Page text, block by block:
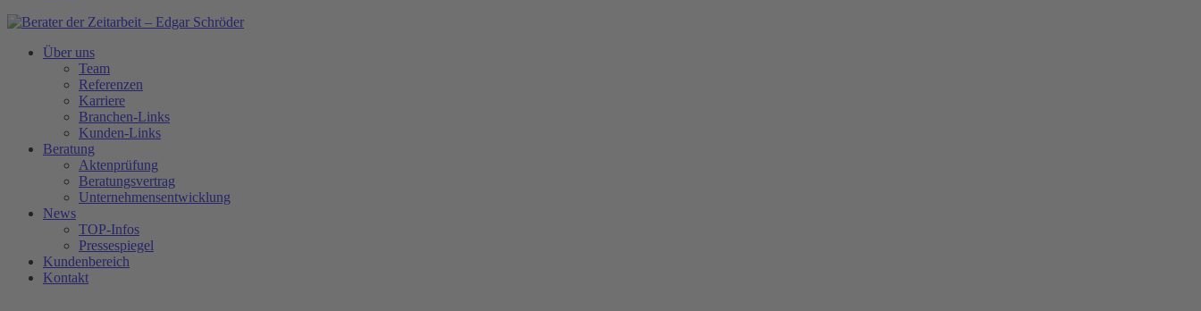
Über uns
Team
Referenzen
Karriere
Branchen-Links
Kunden-Links
Beratung
Aktenprüfung
Beratungsvertrag
Unternehmensentwicklung
News
TOP-Infos
Pressespiegel
Kundenbereich
Kontakt